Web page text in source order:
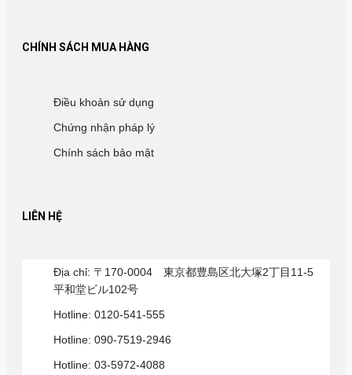
CHÍNH SÁCH MUA HÀNG
Điều khoản sử dụng
Chứng nhận pháp lý
Chính sách bảo mật
LIÊN HỆ
Địa chỉ: 〒170-0004 東京都豊島区北大塚2丁目11-5
平和堂ビル102号
Hotline: 0120-541-555
Hotline: 090-7519-2946
Hotline: 03-5972-4088